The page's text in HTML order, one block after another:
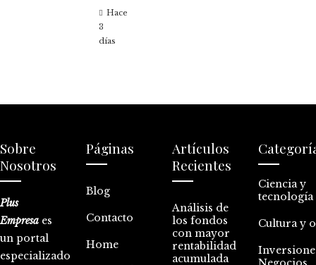
Hace
3
días
Sobre
Nosotros
Plus
Empresa es
un portal
especializado
Páginas
Blog
Contacto
Home
Artículos
Recientes
Análisis de
los fondos
con mayor
rentabilidad
acumulada
Ciencia y
tecnología
Cultura y